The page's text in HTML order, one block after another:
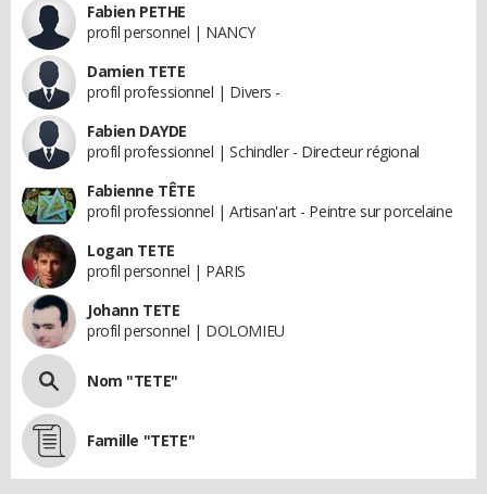
Fabien PETHE
profil personnel | NANCY
Damien TETE
profil professionnel | Divers -
Fabien DAYDE
profil professionnel | Schindler - Directeur régional
Fabienne TÊTE
profil professionnel | Artisan'art - Peintre sur porcelaine
Logan TETE
profil personnel | PARIS
Johann TETE
profil personnel | DOLOMIEU
Nom "TETE"
Famille "TETE"